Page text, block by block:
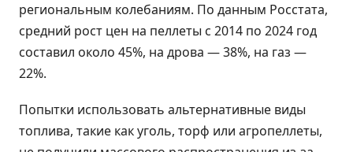
региональным колебаниям. По данным Росстата,
средний рост цен на пеллеты с 2014 по 2024 год
составил около 45%, на дрова — 38%, на газ —
22%.
Попытки использовать альтернативные виды
топлива, такие как уголь, торф или агропеллеты,